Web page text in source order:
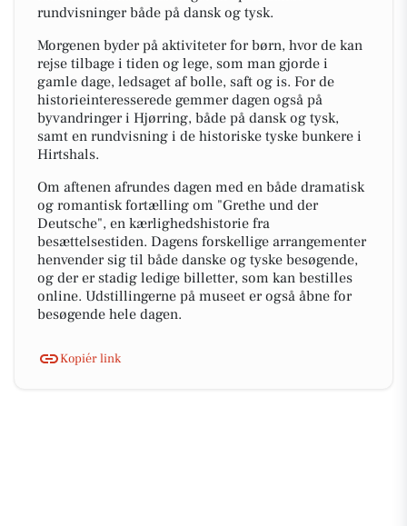
rundvisninger både på dansk og tysk.
Morgenen byder på aktiviteter for børn, hvor de kan
rejse tilbage i tiden og lege, som man gjorde i
gamle dage, ledsaget af bolle, saft og is. For de
historieinteresserede gemmer dagen også på
byvandringer i Hjørring, både på dansk og tysk,
samt en rundvisning i de historiske tyske bunkere i
Hirtshals.
Om aftenen afrundes dagen med en både dramatisk
og romantisk fortælling om "Grethe und der
Deutsche", en kærlighedshistorie fra
besættelsestiden. Dagens forskellige arrangementer
henvender sig til både danske og tyske besøgende,
og der er stadig ledige billetter, som kan bestilles
online. Udstillingerne på museet er også åbne for
besøgende hele dagen.
Kopiér link